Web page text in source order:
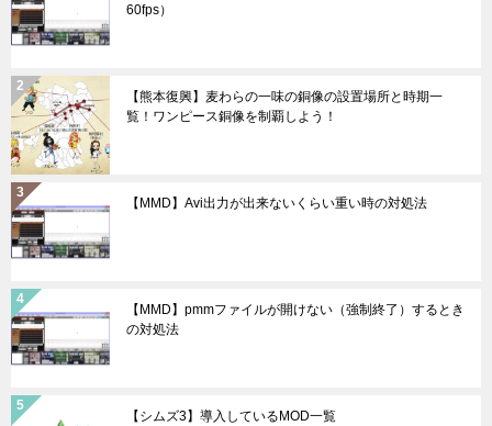
ン
60fps）
【熊本復興】麦わらの一味の銅像の設置場所と時期一
覧！ワンピース銅像を制覇しよう！
【MMD】Avi出力が出来ないくらい重い時の対処法
【MMD】pmmファイルが開けない（強制終了）するとき
の対処法
【シムズ3】導入しているMOD一覧